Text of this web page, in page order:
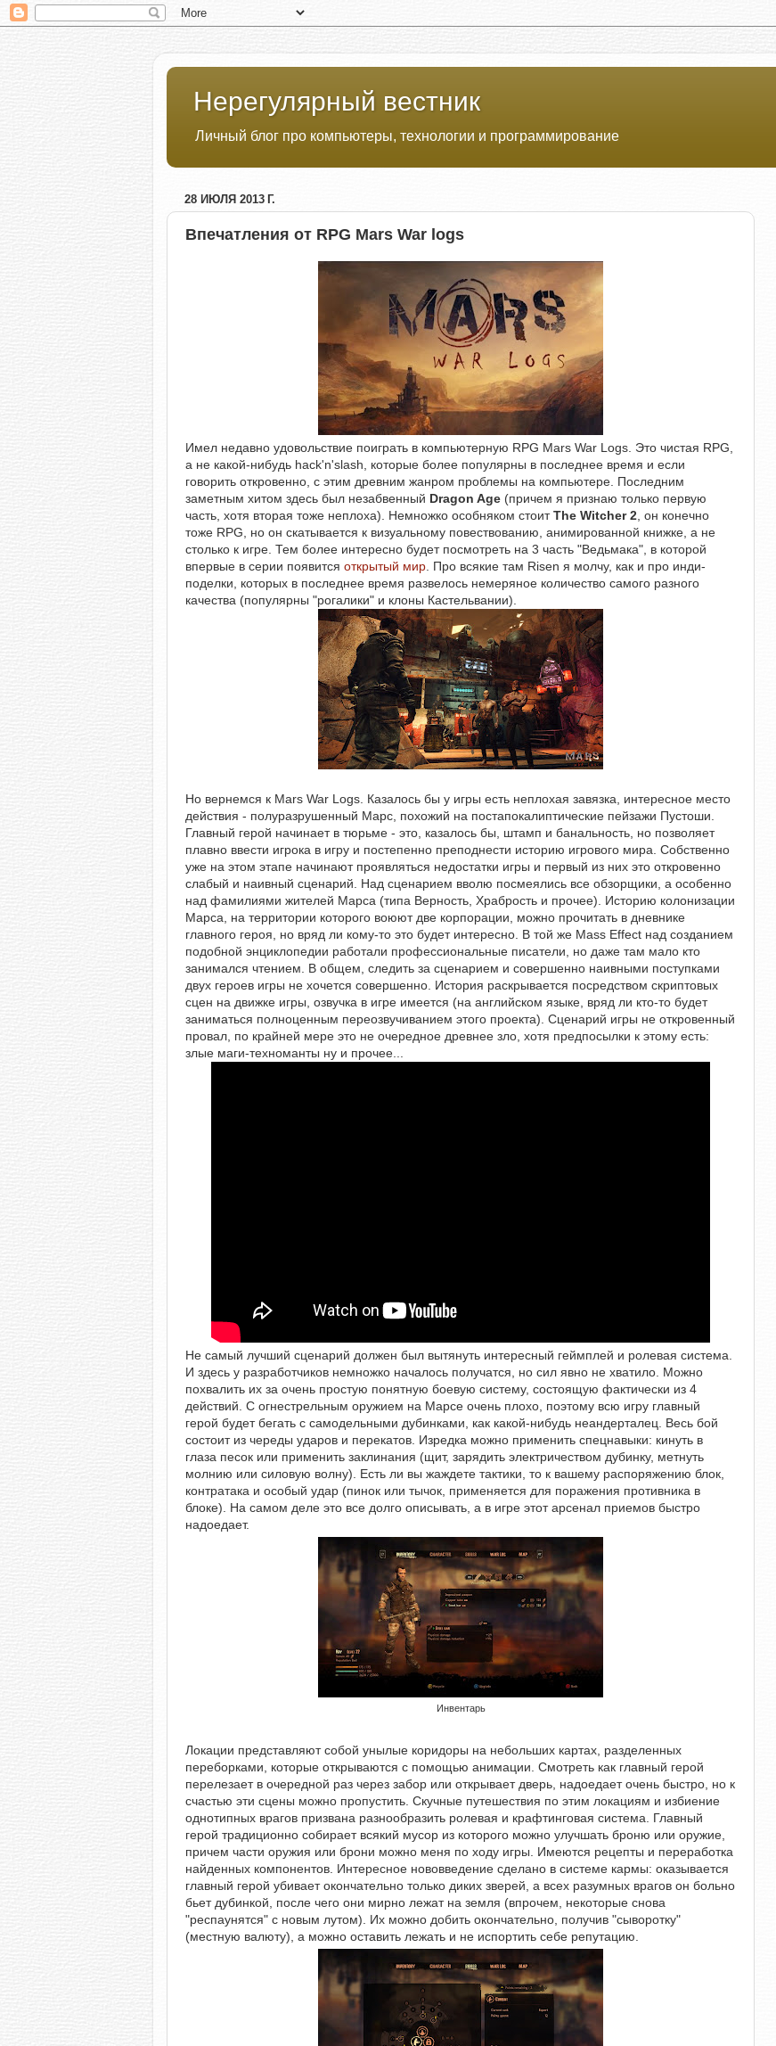
Нерегулярный вестник
Личный блог про компьютеры, технологии и программирование
28 ИЮЛЯ 2013 Г.
Впечатления от RPG Mars War logs
Имел недавно удовольствие поиграть в компьютерную RPG Mars War Logs. Это чистая RPG,
а не какой-нибудь hack'n'slash, которые более популярны в последнее время и если
говорить откровенно, с этим древним жанром проблемы на компьютере. Последним
заметным хитом здесь был незабвенный Dragon Age (причем я признаю только первую
часть, хотя вторая тоже неплоха). Немножко особняком стоитThe Witcher 2 , он конечно
тоже RPG, но он скатывается к визуальному повествованию, анимированной книжке, а не
столько к игре. Тем более интересно будет посмотреть на 3 часть "Ведьмака", в которой
впервые в серии появится открытый мир . Про всякие там Risen я молчу, как и про инди-
поделки, которых в последнее время развелось немеряное количество самого разного
качества (популярны "рогалики" и клоны Кастельвании).
Но вернемся к Mars War Logs. Казалось бы у игры есть неплохая завязка, интересное место
действия - полуразрушенный Марс, похожий на постапокалиптические пейзажи Пустоши.
Главный герой начинает в тюрьме - это, казалось бы, штамп и банальность, но позволяет
плавно ввести игрока в игру и постепенно преподнести историю игрового мира. Собственно
уже на этом этапе начинают проявляться недостатки игры и первый из них это откровенно
слабый и наивный сценарий. Над сценарием вволю посмеялись все обзорщики, а особенно
над фамилиями жителей Марса (типа Верность, Храбрость и прочее). Историю колонизации
Марса, на территории которого воюют две корпорации, можно прочитать в дневнике
главного героя, но вряд ли кому-то это будет интересно. В той же Mass Effect над созданием
подобной энциклопедии работали профессиональные писатели, но даже там мало кто
занимался чтением. В общем, следить за сценарием и совершенно наивными поступками
двух героев игры не хочется совершенно. История раскрывается посредством скриптовых
сцен на движке игры, озвучка в игре имеется (на английском языке, вряд ли кто-то будет
заниматься полноценным переозвучиванием этого проекта). Сценарий игры не откровенный
провал, по крайней мере это не очередное древнее зло, хотя предпосылки к этому есть:
злые маги-техноманты ну и прочее...
Не самый лучший сценарий должен был вытянуть интересный геймплей и ролевая система.
И здесь у разработчиков немножко началось получатся, но сил явно не хватило. Можно
похвалить их за очень простую понятную боевую систему, состоящую фактически из 4
действий. С огнестрельным оружием на Марсе очень плохо, поэтому всю игру главный
герой будет бегать с самодельными дубинками, как какой-нибудь неандерталец. Весь бой
состоит из череды ударов и перекатов. Изредка можно применить спецнавыки: кинуть в
глаза песок или применить заклинания (щит, зарядить электричеством дубинку, метнуть
молнию или силовую волну). Есть ли вы жаждете тактики, то к вашему распоряжению блок,
контратака и особый удар (пинок или тычок, применяется для поражения противника в
блоке). На самом деле это все долго описывать, а в игре этот арсенал приемов быстро
надоедает.
Инвентарь
Локации представляют собой унылые коридоры на небольших картах, разделенных
переборками, которые открываются с помощью анимации. Смотреть как главный герой
перелезает в очередной раз через забор или открывает дверь, надоедает очень быстро, но к
счастью эти сцены можно пропустить. Скучные путешествия по этим локациям и избиение
однотипных врагов призвана разнообразить ролевая и крафтинговая система. Главный
герой традиционно собирает всякий мусор из которого можно улучшать броню или оружие,
причем части оружия или брони можно меня по ходу игры. Имеются рецепты и переработка
найденных компонентов. Интересное нововведение сделано в системе кармы: оказывается
главный герой убивает окончательно только диких зверей, а всех разумных врагов он больно
бьет дубинкой, после чего они мирно лежат на земля (впрочем, некоторые снова
"респаунятся" с новым лутом). Их можно добить окончательно, получив "сыворотку"
(местную валюту), а можно оставить лежать и не испортить себе репутацию.